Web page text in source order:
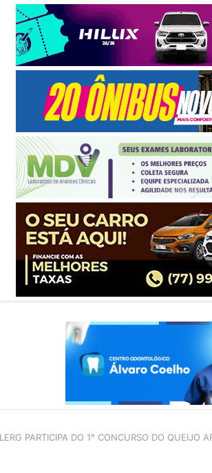
PARTICIPA DO 1° CONCURSO DO QUEIJO